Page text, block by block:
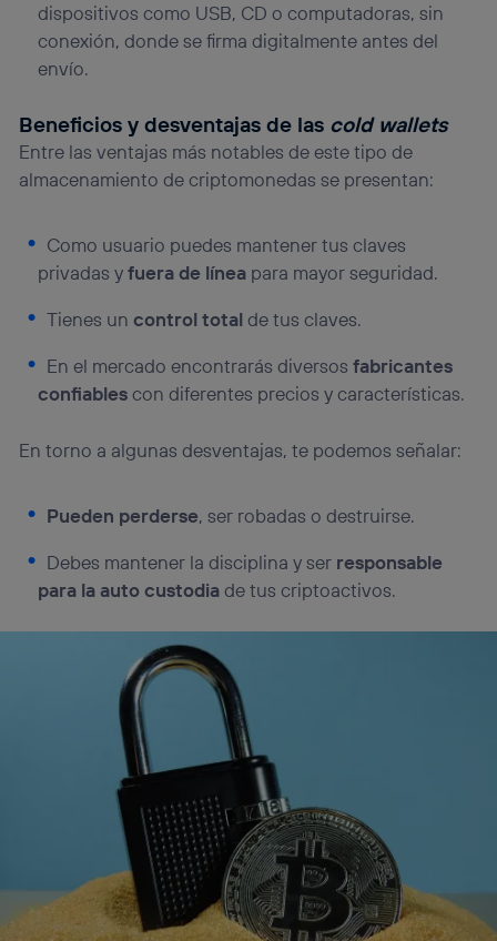
dispositivos como USB, CD o computadoras, sin
conexión, donde se firma digitalmente antes del
envío.
Beneficios y desventajas de las cold wallets
Entre las ventajas más notables de este tipo de
almacenamiento de criptomonedas se presentan:
Como usuario puedes mantener tus claves
privadas yfuera de línea para mayor seguridad.
Tienes uncontrol totalde tus claves.
En el mercado encontrarás diversosfabricantes
confiablescon diferentes precios y características.
En torno a algunas desventajas, te podemos señalar:
Pueden perderse, ser robadas o destruirse.
Debes mantener la disciplina y ser responsable
para la auto custodiade tus criptoactivos.